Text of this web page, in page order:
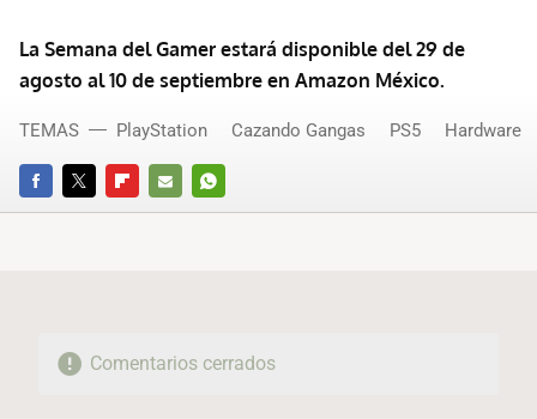
La Semana del Gamer estará disponible del 29 de
agosto al 10 de septiembre en Amazon México.
FACEBOOKTWITTERFLIPBOARD
E-
WHATSAPP
TEMAS PlayStation Cazando Gangas PS5 Hardware
Comentarios cerrados